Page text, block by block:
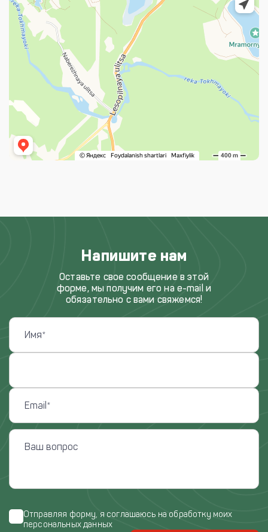
Напишите нам
Оставьте свое сообщение в этой
форме, мы получим его на e-mail и
обязательно с вами свяжемся!
Отправляя форму, я соглашаюсь на обработку моих
персональных данных